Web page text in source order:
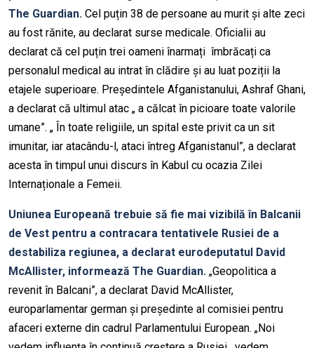
The Guardian. Cel puțin 38 de persoane au murit și alte zeci
au fost rănite, au declarat surse medicale. Oficialii au
declarat că cel puțin trei oameni înarmați îmbrăcați ca
personalul medical au intrat în clădire și au luat poziții la
etajele superioare. Președintele Afganistanului, Ashraf Ghani,
a declarat că ultimul atac „ a călcat în picioare toate valorile
umane”. „ În toate religiile, un spital este privit ca un sit
imunitar, iar atacându-l, ataci întreg Afganistanul”, a declarat
acesta în timpul unui discurs în Kabul cu ocazia Zilei
Internaționale a Femeii.
Uniunea Europeană trebuie să fie mai vizibilă în Balcanii
de Vest pentru a contracara tentativele Rusiei de a
destabiliza regiunea, a declarat eurodeputatul David
McAllister, informează The Guardian. „Geopolitica a
revenit în Balcani”, a declarat David McAllister,
europarlamentar german și președinte al comisiei pentru
afaceri externe din cadrul Parlamentului European. „Noi